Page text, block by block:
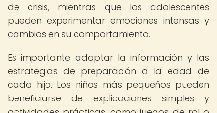
de crisis, mientras que los adolescentes
pueden experimentar emociones intensas y
cambios en su comportamiento.
Es importante adaptar la información y las
estrategias de preparación a la edad de
cada hijo. Los niños más pequeños pueden
beneficiarse de explicaciones simples y